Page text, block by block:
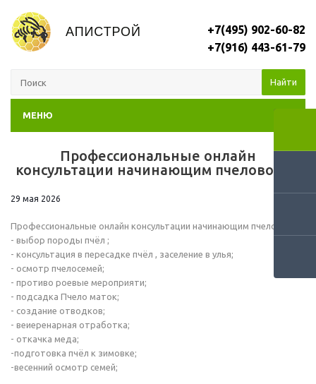
+7(495) 902-60-82
+7(916) 443-61-79
Найти
МЕНЮ
Профессиональные онлайн
консультации начинающим пчеловодам
29 мая 2026
Профессиональные онлайн консультации начинающим пчеловодам
- выбор породы пчёл ;
- консультация в пересадке пчёл , заселение в улья;
- осмотр пчелосемей;
- противо роевые мероприяти;
- подсадка Пчело маток;
- создание отводков;
- веиеренарная отработка;
- откачка меда;
-подготовка пчёл к зимовке;
-весенний осмотр семей;